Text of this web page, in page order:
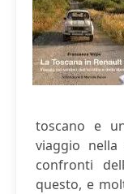
toscano e
viaggio nella
confronti
questo, e